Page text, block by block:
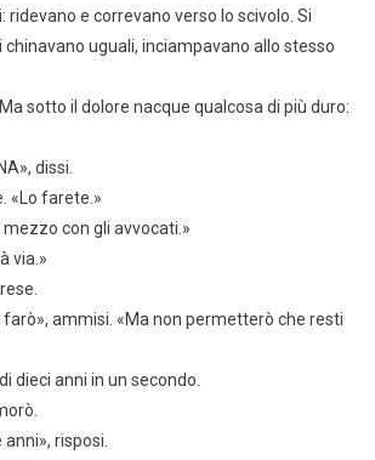
ridevano e correvano verso lo scivolo. Si
uguali, inciampavano allo stesso
sotto il dolore nacque qualcosa di più duro:
dissi.
«Lo farete.»
con gli avvocati.»
via.»
farò», ammisi. «Ma non permetterò che resti
dieci anni in un secondo.
risposi.